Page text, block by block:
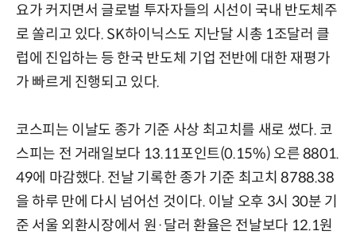
요가 커지면서 글로벌 투자자들의 시선이 국내 반도체주
로 쏠리고 있다. SK하이닉스도 지난달 시총 1조달러 클
럽에 진입하는 등 한국 반도체 기업 전반에 대한 재평가
가 빠르게 진행되고 있다.
코스피는 이날도 종가 기준 사상 최고치를 새로 썼다. 코
스피는 전 거래일보다 13.11포인트(0.15%) 오른 8801.
49에 마감했다. 전날 기록한 종가 기준 최고치 8788.38
을 하루 만에 다시 넘어선 것이다. 이날 오후 3시 30분 기
준 서울 외환시장에서 원·달러 환율은 전날보다 12.1원